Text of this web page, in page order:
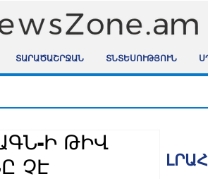
ՏԱՐԱԾԱՇՐՋԱՆ ՏՆՏԵՍՈՒԹՅՈՒՆ
Ի ԹԻՎ
ՉԷ